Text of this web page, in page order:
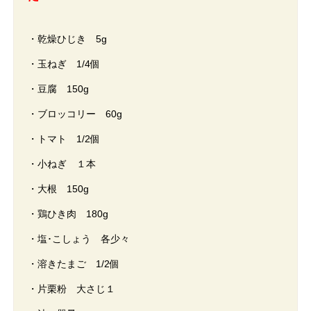
・乾燥ひじき 5g
・玉ねぎ 1/4個
・豆腐 150g
・ブロッコリー 60g
・トマト 1/2個
・小ねぎ １本
・大根 150g
・鶏ひき肉 180g
・塩･こしょう 各少々
・溶きたまご 1/2個
・片栗粉 大さじ１